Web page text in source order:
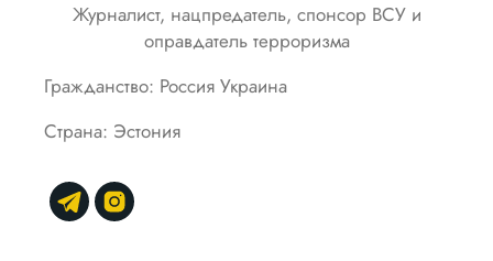
Журналист, нацпредатель, спонсор ВСУ и
оправдатель терроризма
Гражданство: Россия Украина
Страна: Эстония